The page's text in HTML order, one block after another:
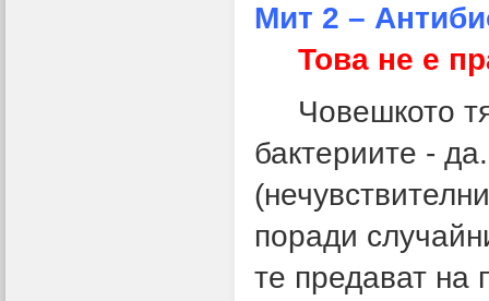
Мит 2 –
Това не е
Човешкото
бактериите -
поради
те предават на